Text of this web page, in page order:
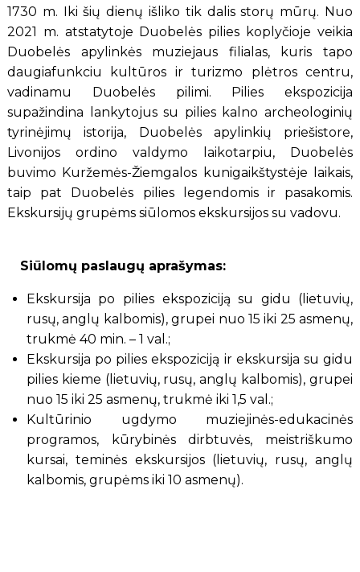
1730 m. Iki šių dienų išliko tik dalis storų mūrų. Nuo
2021 m. atstatytoje Duobelės pilies koplyčioje veikia
Duobelės apylinkės muziejaus filialas, kuris tapo
daugiafunkciu kultūros ir turizmo plėtros centru,
vadinamu Duobelės pilimi. Pilies ekspozicija
supažindina lankytojus su pilies kalno archeologinių
tyrinėjimų istorija, Duobelės apylinkių priešistore,
Livonijos ordino valdymo laikotarpiu, Duobelės
buvimo Kuržemės-Žiemgalos kunigaikštystėje laikais,
taip pat Duobelės pilies legendomis ir pasakomis.
Ekskursijų grupėms siūlomos ekskursijos su vadovu.
Siūlomų paslaugų aprašymas:
Ekskursija po pilies ekspoziciją su gidu (lietuvių,
rusų, anglų kalbomis), grupei nuo 15 iki 25 asmenų,
trukmė 40 min. – 1 val.;
Ekskursija po pilies ekspoziciją ir ekskursija su gidu
pilies kieme (lietuvių, rusų, anglų kalbomis), grupei
nuo 15 iki 25 asmenų, trukmė iki 1,5 val.;
Kultūrinio ugdymo muziejinės-edukacinės
programos, kūrybinės dirbtuvės, meistriškumo
kursai, teminės ekskursijos (lietuvių, rusų, anglų
kalbomis, grupėms iki 10 asmenų).